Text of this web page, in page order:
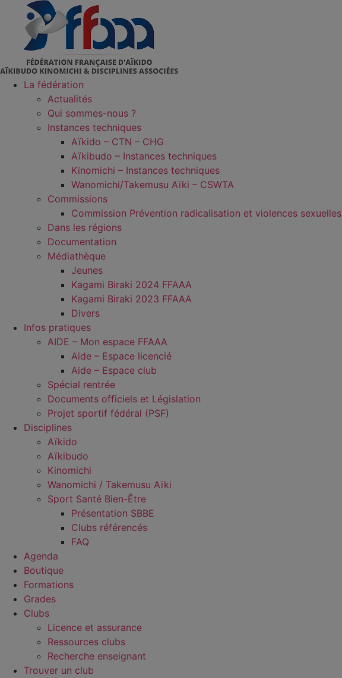
contenu
La fédération
Actualités
Qui sommes-nous ?
Instances techniques
Aïkido – CTN – CHG
Aïkibudo – Instances techniques
Kinomichi – Instances techniques
Wanomichi/Takemusu Aïki – CSWTA
Commissions
Commission Prévention radicalisation et violences sexuelles
Dans les régions
Documentation
Médiathèque
Jeunes
Kagami Biraki 2024 FFAAA
Kagami Biraki 2023 FFAAA
Divers
Infos pratiques
AIDE – Mon espace FFAAA
Aide – Espace licencié
Aide – Espace club
Spécial rentrée
Documents officiels et Législation
Projet sportif fédéral (PSF)
Disciplines
Aïkido
Aïkibudo
Kinomichi
Wanomichi / Takemusu Aïki
Sport Santé Bien-Être
Présentation SBBE
Clubs référencés
FAQ
Agenda
Boutique
Formations
Grades
Clubs
Licence et assurance
Ressources clubs
Recherche enseignant
Trouver un club